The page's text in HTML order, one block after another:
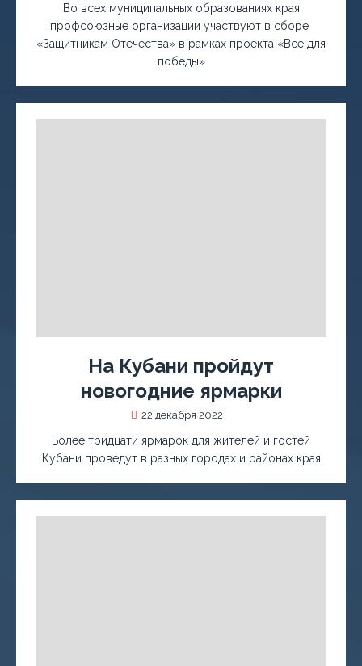
Во всех муниципальных образованиях края
профсоюзные организации участвуют в сборе
«Защитникам Отечества» в рамках проекта «Все для
победы»
На Кубани пройдут
новогодние ярмарки
22 декабря 2022
Более тридцати ярмарок для жителей и гостей
Кубани проведут в разных городах и районах края